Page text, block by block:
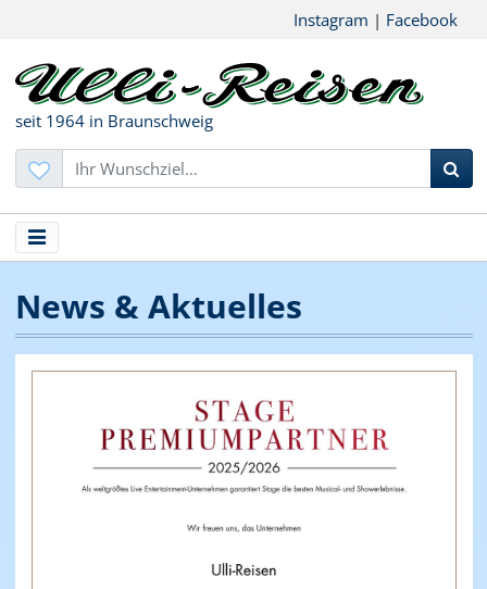
Instagram | Facebook
seit 1964 in Braunschweig
News & Aktuelles